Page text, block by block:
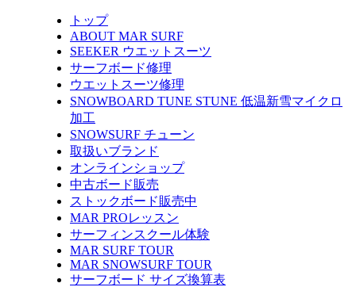
トップ
ABOUT MAR SURF
SEEKER ウエットスーツ
サーフボード修理
ウエットスーツ修理
SNOWBOARD TUNE STUNE 低温新雪マイクロ
加工
SNOWSURF チューン
取扱いブランド
オンラインショップ
中古ボード販売
ストックボード販売中
MAR PROレッスン
サーフィンスクール体験
MAR SURF TOUR
MAR SNOWSURF TOUR
サーフボード サイズ換算表